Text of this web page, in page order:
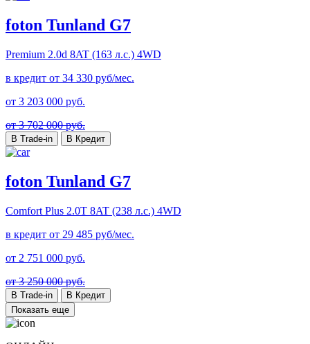
foton Tunland G7
Premium 2.0d 8AT (163 л.с.) 4WD
в кредит от 34 330 руб/мес.
от 3 203 000 руб.
от 3 702 000 руб.
В Trade-in В Кредит
foton Tunland G7
Comfort Plus 2.0T 8AT (238 л.с.) 4WD
в кредит от 29 485 руб/мес.
от 2 751 000 руб.
от 3 250 000 руб.
В Trade-in
В Кредит
Показать еще